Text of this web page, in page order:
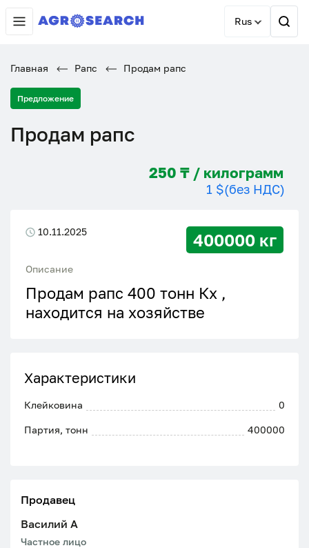
Rus
Главная Рапс Продам рапс
Предложение
Продам рапс
250 ₸ / килограмм
1 $(без НДС)
10.11.2025 400000 кг
Описание
Продам рапс 400 тонн Кх ,
находится на хозяйстве
Характеристики
Клейковина 0
Партия, тонн 400000
Продавец
Василий A
Частное лицо